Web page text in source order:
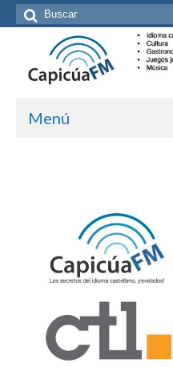
Buscar
por:
Menú
Cómo suscribirte
Más de Allan Tépper
Contacto (vía TecnoTur)
Graba tu mensaje hablado